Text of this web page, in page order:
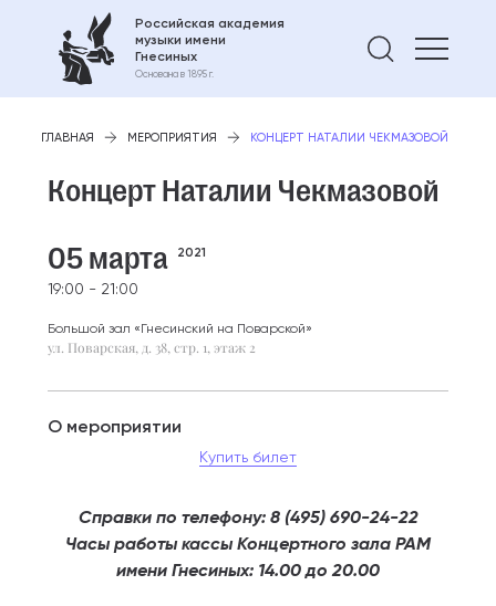
Российская академия
музыки имени
Гнесиных
Основана в 1895 г.
Найти
ГЛАВНАЯ МЕРОПРИЯТИЯ КОНЦЕРТ НАТАЛИИ ЧЕКМАЗОВОЙ
Концерт Наталии Чекмазовой
05 марта
2021
19:00 - 21:00
Большой зал «Гнесинский на Поварской»
ул. Поварская, д. 38, стр. 1, этаж 2
О мероприятии
Купить билет
Cправки по телефону: 8 (495) 690-24-22
Часы работы кассыКонцертного зала РАМ
имени Гнесиных: 14.00 до 20.00